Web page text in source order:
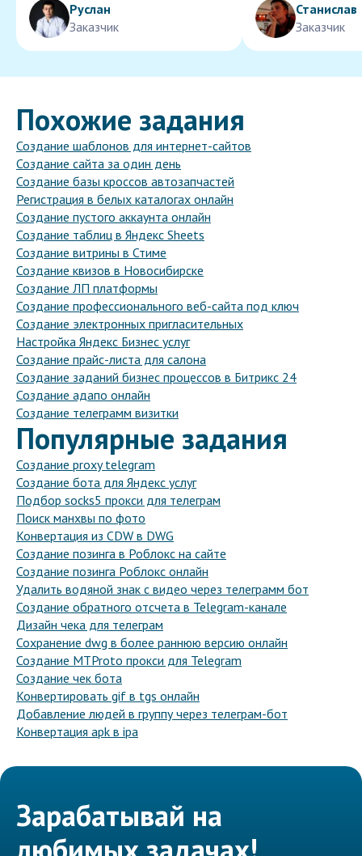
Руслан
Заказчик
Станислав
Заказчик
Похожие задания
Создание шаблонов для интернет-сайтов
Создание сайта за один день
Создание базы кроссов автозапчастей
Регистрация в белых каталогах онлайн
Создание пустого аккаунта онлайн
Создание таблиц в Яндекс Sheets
Создание витрины в Стиме
Создание квизов в Новосибирске
Создание ЛП платформы
Создание профессионального веб-сайта под ключ
Создание электронных пригласительных
Настройка Яндекс Бизнес услуг
Создание прайс-листа для салона
Создание заданий бизнес процессов в Битрикс 24
Создание адапо онлайн
Создание телеграмм визитки
Популярные задания
Создание proxy telegram
Создание бота для Яндекс услуг
Подбор socks5 прокси для телеграм
Поиск манхвы по фото
Конвертация из CDW в DWG
Создание позинга в Роблокс на сайте
Создание позинга Роблокс онлайн
Удалить водяной знак с видео через телеграмм бот
Создание обратного отсчета в Telegram-канале
Дизайн чека для телеграм
Сохранение dwg в более раннюю версию онлайн
Создание MTProto прокси для Telegram
Создание чек бота
Конвертировать gif в tgs онлайн
Добавление людей в группу через телеграм-бот
Конвертация apk в ipa
Зарабатывай на